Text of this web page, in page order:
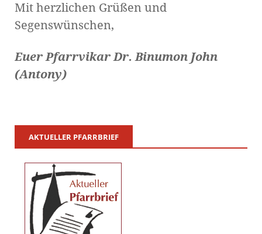
Mit herzlichen Grüßen und
Segenswünschen,
Euer Pfarrvikar Dr. Binumon John
(Antony)
AKTUELLER PFARRBRIEF